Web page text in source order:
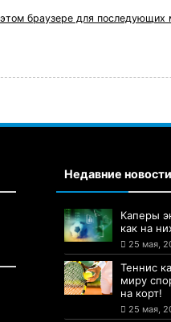
браузере для последующих
Недавние новости
Каперы
как на
25 мая,
Теннис
миру
на корт!
25 мая,